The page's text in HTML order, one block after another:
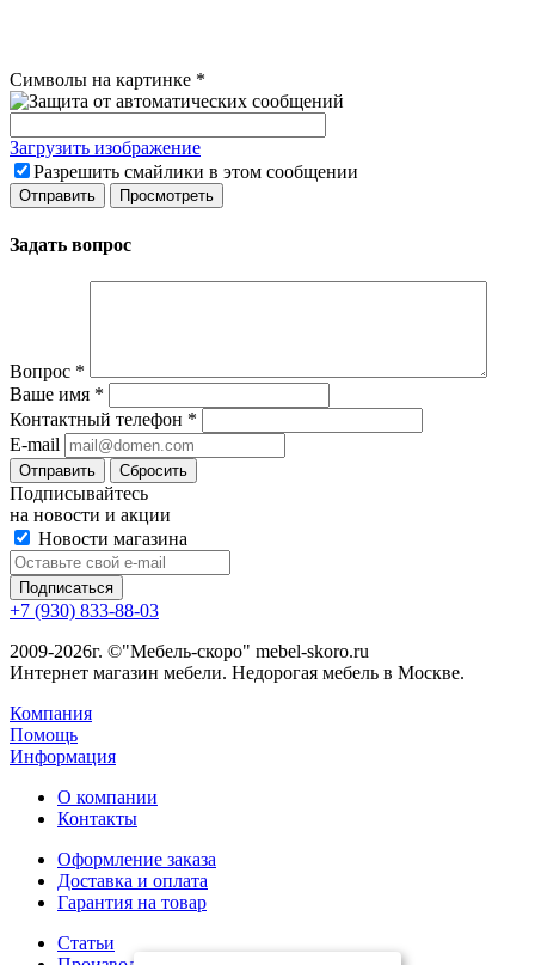
Символы на картинке *
Загрузить изображение
Разрешить смайлики в этом сообщении
Задать вопрос
Вопрос *
Ваше имя *
Контактный телефон *
E-mail
Сбросить
Подписывайтесь
на новости и акции
Новости магазина
+7 (930) 833-88-03
2009-2026г. ©"Мебель-скоро" mebel-skoro.ru
Интернет магазин мебели. Недорогая мебель в Москве.
Компания
Помощь
Информация
О компании
Контакты
Оформление заказа
Доставка и оплата
Гарантия на товар
Статьи